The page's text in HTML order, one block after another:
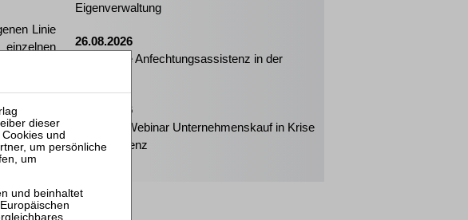
Linie
bei
gleich
seinen
mit dem
still
2019, 2
Eigenverwaltung
26.08.2026
Zertifizierte Anfechtungsassistenz in der
01.12.2026
Praktiker-Webinar Unternehmenskauf in Krise
und Insolvenz